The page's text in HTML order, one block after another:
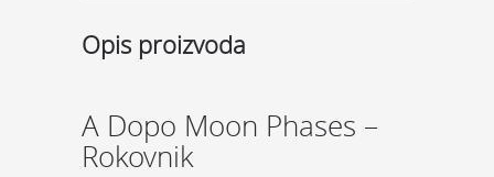
Opis proizvoda
A Dopo Moon Phases –
Rokovnik